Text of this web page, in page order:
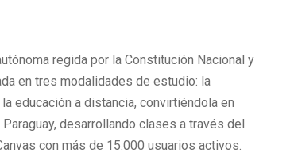
regida por la Constitución Nacional y
en tres modalidades de estudio: la
educación a distancia, convirtiéndola en
desarrollando clases a través del
con más de 15.000 usuarios activos.